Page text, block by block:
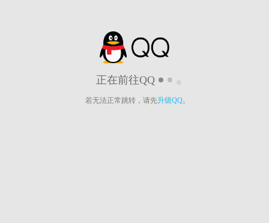
正在前往QQ
若无法正常跳转，请先升级QQ。